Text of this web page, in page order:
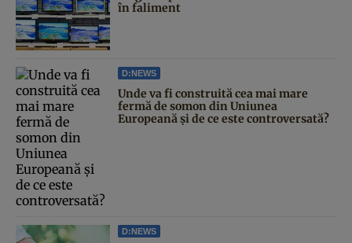
în faliment
D:NEWS
Unde va fi construită cea mai mare
fermă de somon din Uniunea
Europeană și de ce este controversată?
D:NEWS